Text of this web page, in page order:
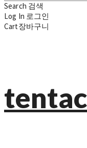
Search 검색
Log In 로그인
Cart장바구니